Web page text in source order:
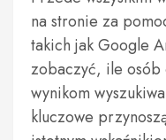
na stronie za
takich jak Google
zobaczyć, ile osób
wynikom
kluczowe